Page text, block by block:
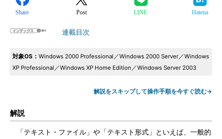
Share Post LINE Hatena
連載目次
対象OS： Windows 2000 Professional／Windows 2000 Server／Windows
XP Professional／Windows XP Home Edition／Windows Server 2003
解説をスキップして操作手順を今すぐ読む→
解説
「テキスト・ファイル」や「テキスト形式」といえば、一般的